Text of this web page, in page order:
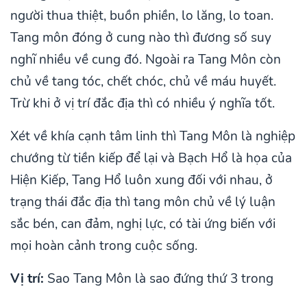
người thua thiệt, buồn phiền, lo lăng, lo toan.
Tang môn đóng ở cung nào thì đương số suy
nghĩ nhiều về cung đó. Ngoài ra Tang Môn còn
chủ về tang tóc, chết chóc, chủ về máu huyết.
Trừ khi ở vị trí đắc địa thì có nhiều ý nghĩa tốt.
Xét về khía cạnh tâm linh thì Tang Môn là nghiệp
chướng từ tiền kiếp để lại và Bạch Hổ là họa của
Hiện Kiếp, Tang Hổ luôn xung đối với nhau, ở
trạng thái đắc địa thì tang môn chủ về lý luận
sắc bén, can đảm, nghị lực, có tài ứng biến với
mọi hoàn cảnh trong cuộc sống.
Vị trí: Sao Tang Môn là sao đứng thứ 3 trong